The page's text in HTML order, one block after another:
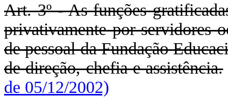
Art. 3º - As funções
privativamente por servidores
de pessoal da Fundação
de direção, chefia e assistência.
de 05/12/2002)